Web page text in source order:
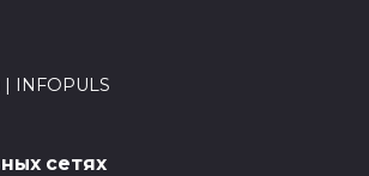
INFOPULS
сетях